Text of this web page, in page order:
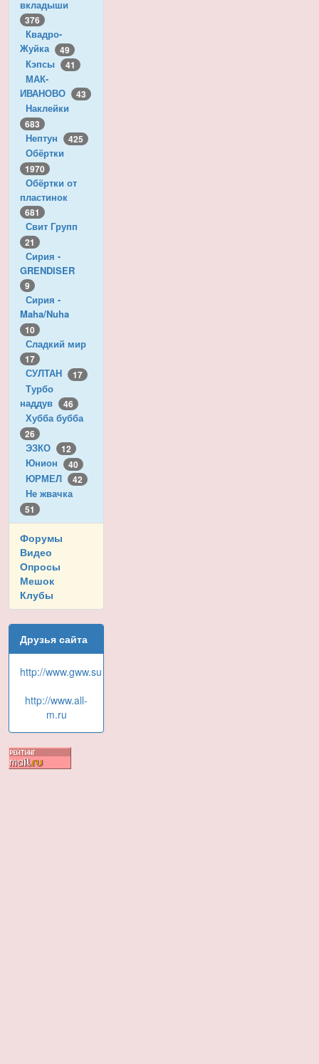
вкладыши
376
Квадро-
Жуйка
49
Кэпсы 41
МАК-
ИВАНОВО
43
Наклейки
683
Нептун 425
Обёртки
1970
Обёртки от
пластинок
681
Свит Групп
21
Сирия -
GRENDISER
9
Сирия -
Maha/Nuha
10
Сладкий мир
17
СУЛТАН 17
Турбо
наддув
46
Хубба бубба
26
ЭЗКО 12
Юнион 40
ЮРМЕЛ 42
Не жвачка
51
Форумы
Видео
Опросы
Мешок
Клубы
Друзья сайта
http://www.gww.su
http://www.all-
m.ru